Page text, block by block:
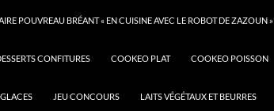
POUVREAU BRÉANT « EN CUISINE AVEC LE ROBOT DE ZAZOUN »
CONFITURES COOKEO PLAT COOKEO POISSON
GLACES JEU CONCOURS LAITS VÉGÉTAUX ET BEURRES